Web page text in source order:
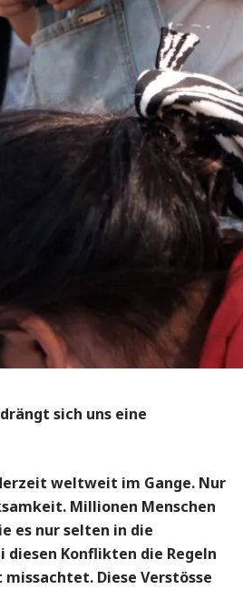
sich uns eine
weltweit im Gange. Nur
Millionen Menschen
es nur selten in die
diesen Konflikten die Regeln
Diese Verstösse